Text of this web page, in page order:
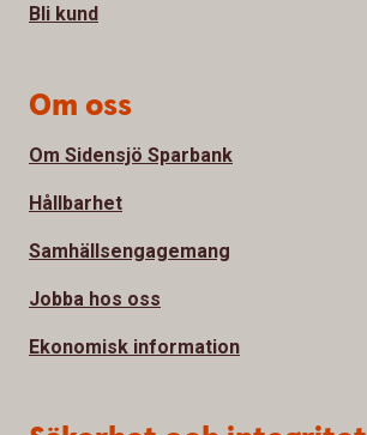
Bli kund
Om oss
Om Sidensjö Sparbank
Hållbarhet
Samhällsengagemang
Jobba hos oss
Ekonomisk information